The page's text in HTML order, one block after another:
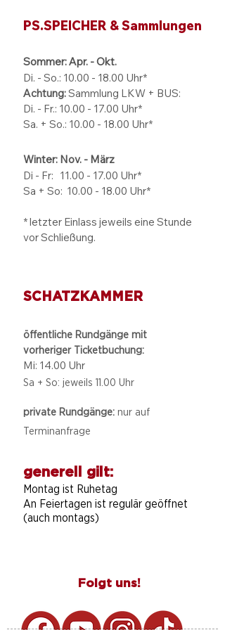
PS.SPEICHER & Sammlungen
Sommer: Apr. - Okt.
Di. - So.: 10.00 - 18.00 Uhr*
Achtung:Sammlung LKW + BUS:
Di. - Fr.: 10.00 - 17.00 Uhr*
Sa. + So.: 10.00 - 18.00 Uhr*
Winter: Nov. - März
Di - Fr: 11.00 - 17.00 Uhr*
Sa + So: 10.00 - 18.00 Uhr*
* letzter Einlass jeweils eine Stunde
vor Schließung.
SCHATZKAMMER
öffentliche Rundgänge mit
vorheriger Ticketbuchung:
Mi: 14.00 Uhr
Sa + So: jeweils 11.00 Uhr
private Rundgänge: nur auf
Terminanfrage
generell gilt:
Montag ist Ruhetag
An Feiertagen ist regulär geöffnet
(auch montags)
Folgt uns!